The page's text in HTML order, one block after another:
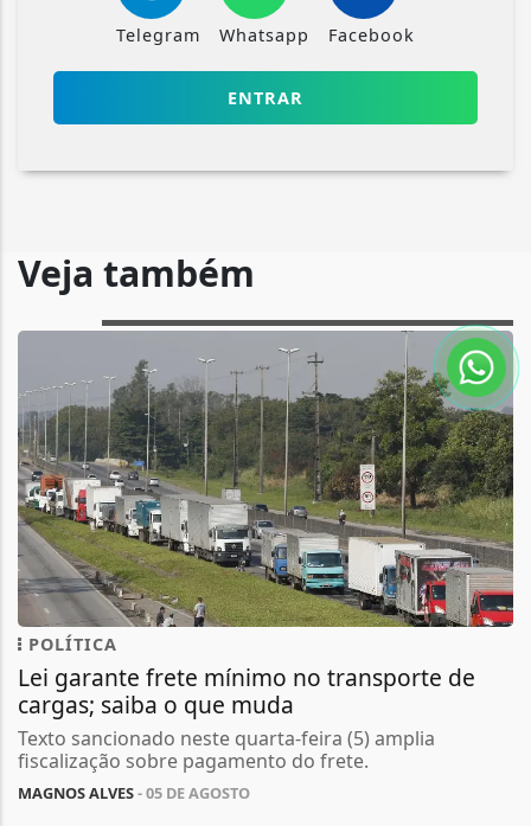
Telegram Whatsapp Facebook
ENTRAR
Veja também
POLÍTICA
Lei garante frete mínimo no transporte de
cargas; saiba o que muda
Texto sancionado neste quarta-feira (5) amplia
fiscalização sobre pagamento do frete.
MAGNOS ALVES- 05 DE AGOSTO